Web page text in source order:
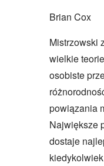
Brian Cox
Mistrzowski
wielkie
osobiste
powiązania
Największe
dostaje